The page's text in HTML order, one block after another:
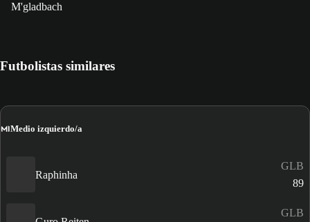
M'gladbach
Futbolistas similares
MIMedio izquierdo/a
Raphinha
GLB
89
GLB